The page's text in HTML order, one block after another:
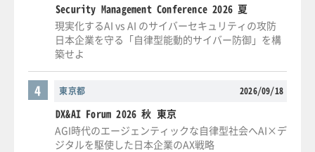
Security Management Conference 2026 夏
現実化するAI vs AI のサイバーセキュリティの攻防
日本企業を守る「自律型能動的サイバー防御」を構
築せよ
東京都 2026/09/18
4
DX&AI Forum 2026 秋 東京
AGI時代のエージェンティックな自律型社会へAI×デ
ジタルを駆使した日本企業のAX戦略